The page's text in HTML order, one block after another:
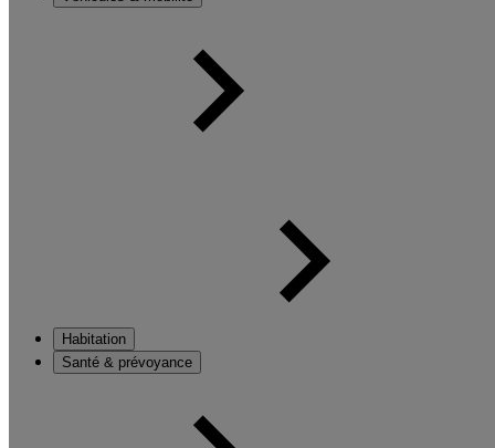
Habitation
Santé & prévoyance